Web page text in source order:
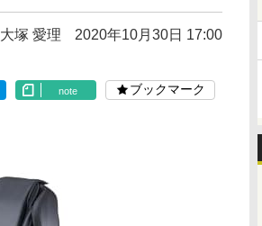
大塚 愛理 2020年10月30日 17:00
note ブックマーク